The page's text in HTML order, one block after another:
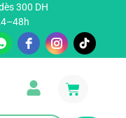
300 DH